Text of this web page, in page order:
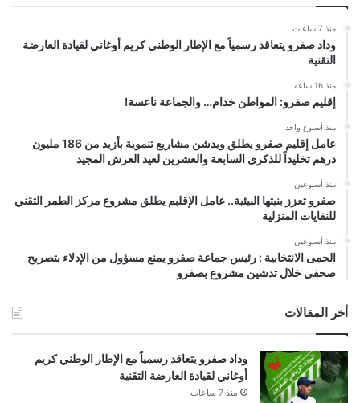
منذ 7 ساعات
وداد صفرو يتعاقد رسمياً مع الإطار الوطني كريم أوغاني لقيادة العارضة
التقنية
منذ 16 ساعة
إقليم صفرو: المواطن خدام… والجماعة ناعسة!
منذ أسبوع واحد
عامل إقليم صفرو يطلق ويدشن مشاريع تنموية بأزيد من 186 مليون
درهم تخليداً للذكرى السابعة والعشرين لعيد العرش المجيد
منذ أسبوعين
صفرو تعزز بنيتها البيئية.. عامل الإقليم يطلق مشروع مركز الطمر التقني
للنفايات المنزلية
منذ أسبوعين
الحمى الانتخابية : رئيس جماعة صفرو يمنع مسؤول من الإدلاء بتصريح
صحفي خلال تدشين مشروع بصفرو
أخر المقالات
وداد صفرو يتعاقد رسمياً مع الإطار الوطني كريم
أوغاني لقيادة العارضة التقنية
منذ 7 ساعات